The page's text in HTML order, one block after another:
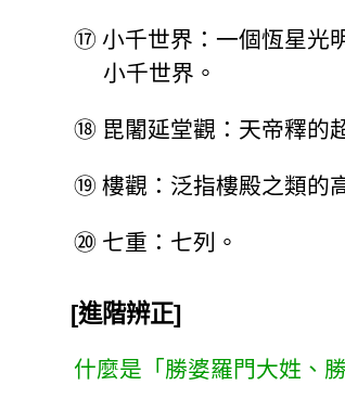
⑰ 小千世界：一個恆星光
小千世界。
⑱ 毘闍延堂觀：天帝釋的
⑲ 樓觀：泛指樓殿之類的
⑳ 七重：七列。
[進階辨正]
什麼是「勝婆羅門大姓、